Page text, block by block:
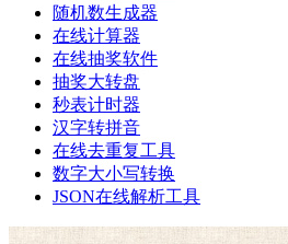
随机数生成器
在线计算器
在线抽奖软件
抽奖大转盘
秒表计时器
汉字转拼音
在线去重复工具
数字大小写转换
JSON在线解析工具